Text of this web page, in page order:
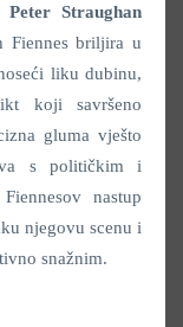
Peter Straughan
Fiennes briljira u
liku dubinu,
koji savršeno
gluma vješto
s političkim i
nastup
njegovu scenu i
snažnim.